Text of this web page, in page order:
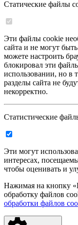
Статические файлы
Эти файлы cookie
сайта и не могут
можете настроить
блокировал эти
использовании, но в
разделы сайта не
некорректно.
Статистические
Эти могут
интересах,
чтобы оценивать и
Нажимая на кнопку
обработку файлов
обработки файлов